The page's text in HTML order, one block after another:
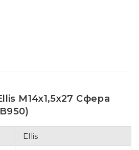
M14x1,5x27 Сфера
Ellis